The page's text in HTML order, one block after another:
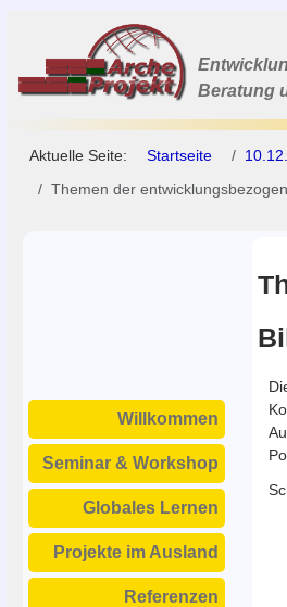
Beratung
Aktuelle Seite: Startseite
Themen der
Willkommen
Seminar & Workshop
Globales Lernen
Projekte im Ausland
Referenzen